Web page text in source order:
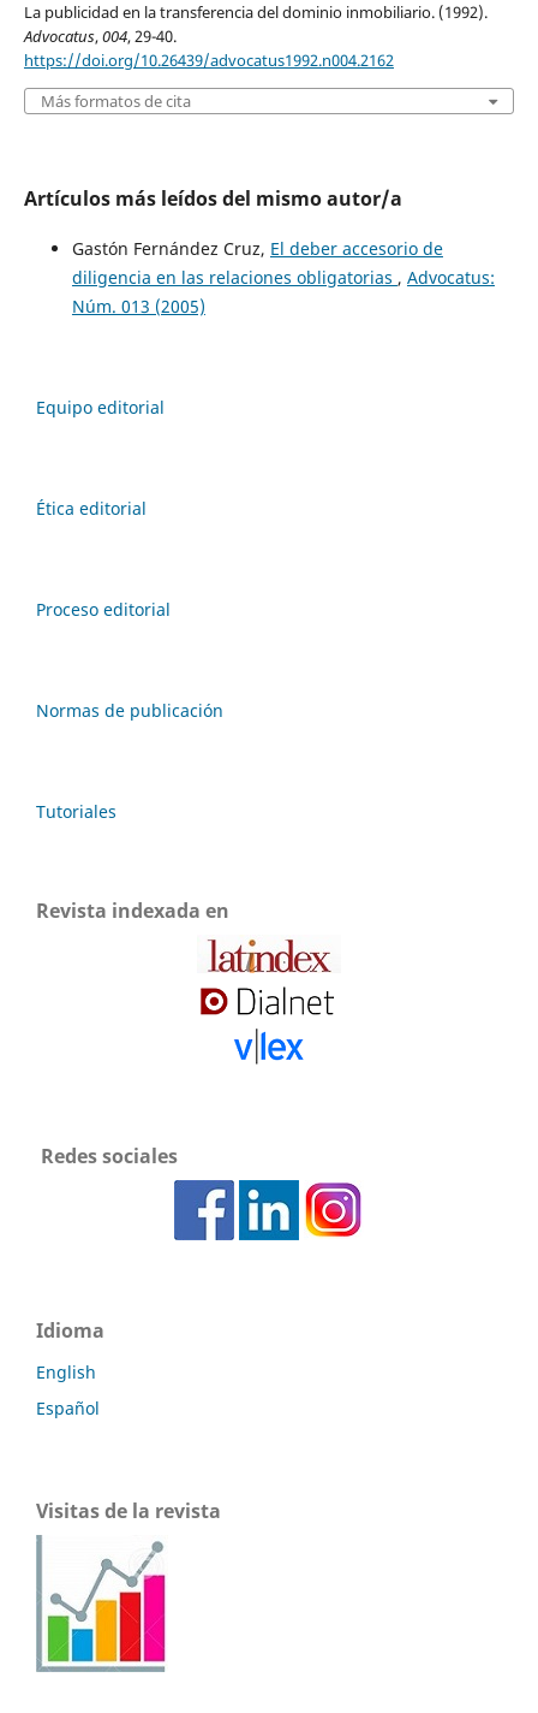
La publicidad en la transferencia del dominio inmobiliario. (1992).
Advocatus,004, 29-40.
https://doi.org/10.26439/advocatus1992.n004.2162
Más formatos de cita
Artículos más leídos del mismo autor/a
Gastón Fernández Cruz, El deber accesorio de
diligencia en las relaciones obligatorias , Advocatus:
Núm. 013 (2005)
Equipo editorial
Ética editorial
Proceso editorial
Normas de publicación
Tutoriales
Revista indexada en
Redes sociales
Idioma
English
Español
Visitas de la revista